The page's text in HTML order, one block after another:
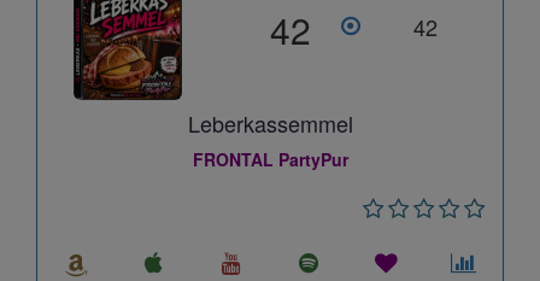
42 42
Leberkassemmel
FRONTAL PartyPur